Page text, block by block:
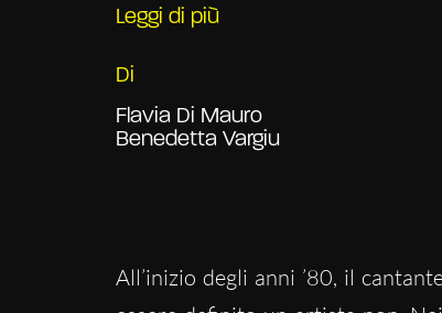
Leggi di più
Di
Flavia Di Mauro
Benedetta Vargiu
All’inizio degli anni ’80, il